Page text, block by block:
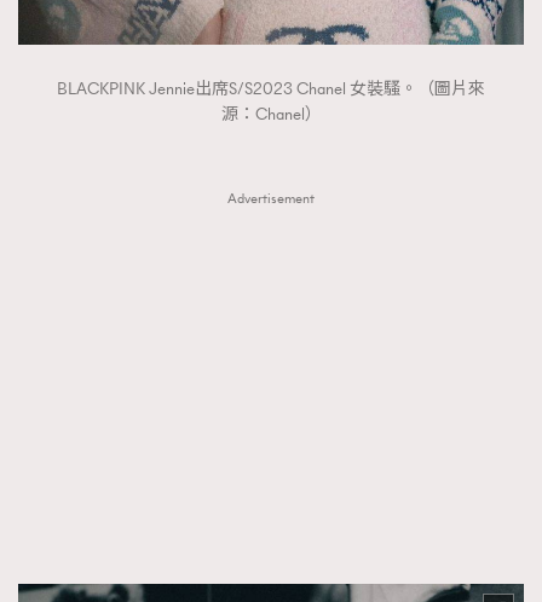
BLACKPINK Jennie出席S/S2023 Chanel 女裝騷。（圖片來
源：Chanel）
Advertisement